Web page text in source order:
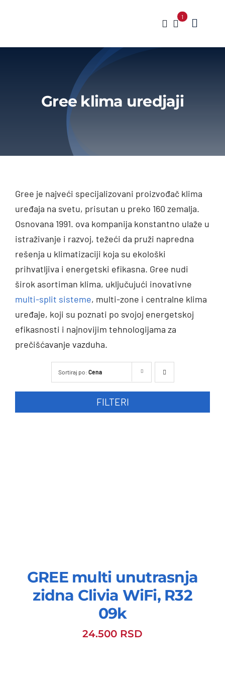
1
Toggle
Gree klima uredjaji
Gree je najveći specijalizovani proizvođač klima
uređaja na svetu, prisutan u preko 160 zemalja.
Osnovana 1991. ova kompanija konstantno ulaže u
istraživanje i razvoj, težeći da pruži napredna
rešenja u klimatizaciji koja su ekološki
prihvatljiva i energetski efikasna. Gree nudi
širok asortiman klima, uključujući inovativne
multi-split sisteme, multi-zone i centralne klima
uređaje, koji su poznati po svojoj energetskoj
efikasnosti i najnovijim tehnologijama za
prečišćavanje vazduha.
Sortiraj po: Cena
FILTERI
GREE multi unutrasnja
zidna Clivia WiFi, R32
09k
24.500 RSD